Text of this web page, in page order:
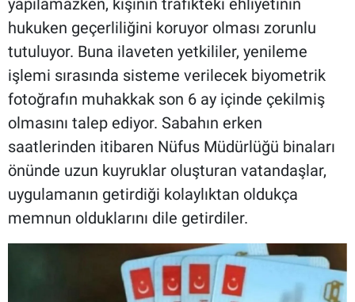
yapılamazken, kişinin trafikteki ehliyetinin
hukuken geçerliliğini koruyor olması zorunlu
tutuluyor. Buna ilaveten yetkililer, yenileme
işlemi sırasında sisteme verilecek biyometrik
fotoğrafın muhakkak son 6 ay içinde çekilmiş
olmasını talep ediyor. Sabahın erken
saatlerinden itibaren Nüfus Müdürlüğü binaları
önünde uzun kuyruklar oluşturan vatandaşlar,
uygulamanın getirdiği kolaylıktan oldukça
memnun olduklarını dile getirdiler.